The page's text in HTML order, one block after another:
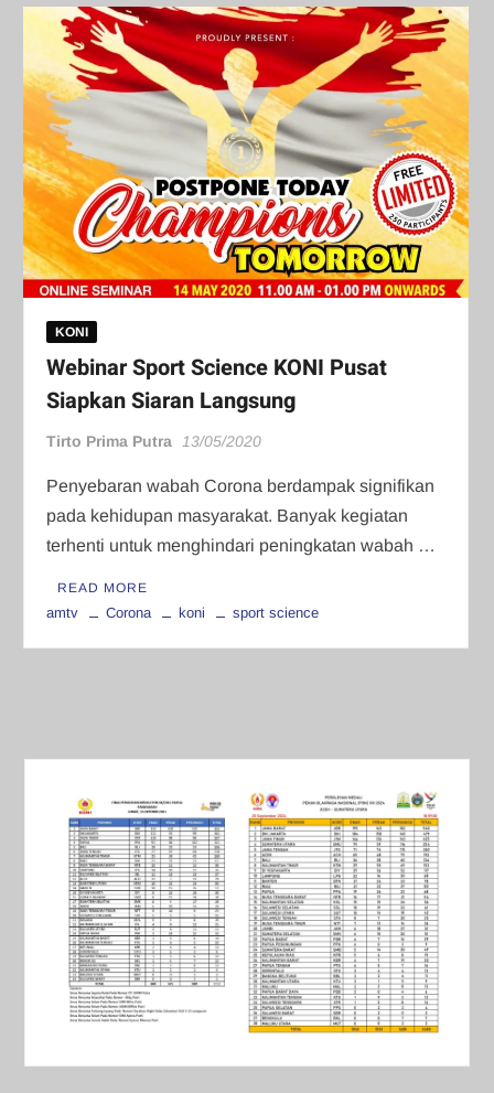
KONI
Webinar Sport Science KONI Pusat
Siapkan Siaran Langsung
Tirto Prima Putra 13/05/2020
Penyebaran wabah Corona berdampak signifikan
pada kehidupan masyarakat. Banyak kegiatan
terhenti untuk menghindari peningkatan wabah …
READ MORE
amtv Corona koni sport science